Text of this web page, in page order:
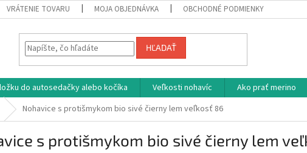
VRÁTENIE TOVARU MOJA OBJEDNÁVKA OBCHODNÉ PODMIENKY
HĽADAŤ
do autosedačky alebo kočíka Veľkosti nohavíc Ako prať merino
Nohavice s protišmykom bio sivé čierny lem veľkosť 86
s protišmykom bio sivé čierny lem